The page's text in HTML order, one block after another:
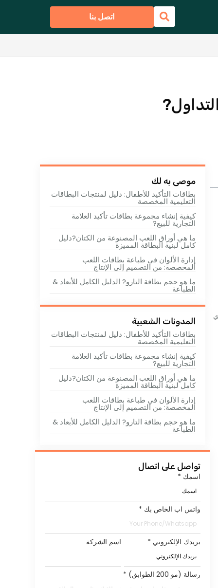
اتصل بنا
موصى به لك
بطاقات التأكيد للأطفال: دليل لمنتجات البطاقات
التعليمية المخصصة
كيفية إنشاء مجموعة بطاقات تأكيد العلامة
التجارية للبيع?
ما هي أوراق اللعب المصنوعة من الكتان?دليل
كامل لبنية البطاقة المميزة
إدارة الألوان في طباعة بطاقات اللعب
المخصصة: من التصميم إلى الإنتاج
ما هو حجم بطاقة التارو? الدليل الكامل للأبعاد &
الطباعة
المدونات الشعبية
بطاقات التأكيد للأطفال: دليل لمنتجات البطاقات
التعليمية المخصصة
كيفية إنشاء مجموعة بطاقات تأكيد العلامة
التجارية للبيع?
ما هي أوراق اللعب المصنوعة من الكتان?دليل
كامل لبنية البطاقة المميزة
إدارة الألوان في طباعة بطاقات اللعب
المخصصة: من التصميم إلى الإنتاج
ما هو حجم بطاقة التارو? الدليل الكامل للأبعاد &
الطباعة
تواصل على اتصال
اسمك *
واتس اب الخاص بك *
بريدك الإلكتروني * اسم الشركة
رسالة (مو 200 الطوابق) *